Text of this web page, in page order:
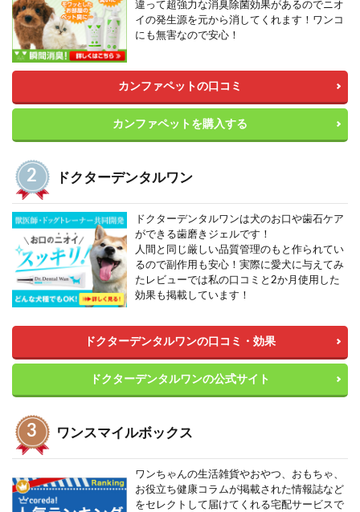
違って超強力な消臭除菌効果があるのでニオ
イの発生源を元から消してくれます！ワンコ
にも無害なので安心！
カンファペットの口コミ
カンファペットを購入する
ドクターデンタルワン
ドクターデンタルワンは犬のお口や歯石ケア
ができる歯磨きジェルです！
人間と同じ厳しい品質管理のもと作られてい
るので副作用も安心！実際に愛犬に与えてみ
たレビューでは私の口コミと2か月使用した
効果も掲載しています！
ドクターデンタルワンの口コミ・効果
ドクターデンタルワンの公式サイト
ワンスマイルボックス
ワンちゃんの生活雑貨やおやつ、おもちゃ、
お役立ち健康コラムが掲載された情報誌など
をセレクトして届けてくれる宅配サービスで